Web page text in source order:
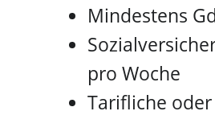
Mindestens
pro Woche
Tarifliche